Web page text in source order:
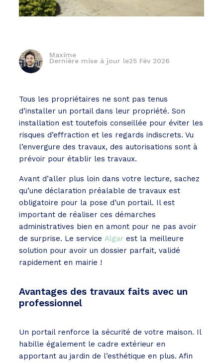
Maxime
Dernière mise à jour le25 Fév 2026
Tous les propriétaires ne sont pas tenus
d’installer un portail dans leur propriété. Son
installation est toutefois conseillée pour éviter les
risques d’effraction et les regards indiscrets. Vu
l’envergure des travaux, des autorisations sont à
prévoir pour établir les travaux.
Avant d’aller plus loin dans votre lecture, sachez
qu’une déclaration préalable de travaux est
obligatoire pour la pose d’un portail. Il est
important de réaliser ces démarches
administratives bien en amont pour ne pas avoir
de surprise. Le service Algar est la meilleure
solution pour avoir un dossier parfait, validé
rapidement en mairie !
Avantages des travaux faits avec un
professionnel
Un portail renforce la sécurité de votre maison. Il
habille également le cadre extérieur en
apportant au jardin de l’esthétique en plus. Afin